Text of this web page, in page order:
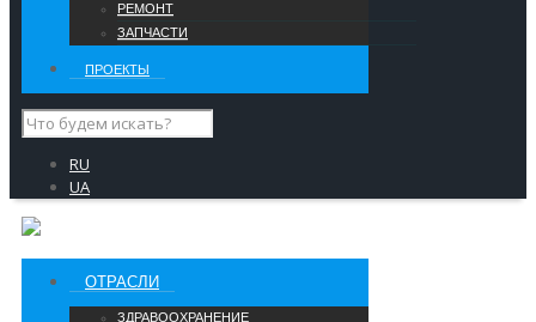
РЕМОНТ
ЗАПЧАСТИ
ПРОЕКТЫ
RU
UA
ОТРАСЛИ
ЗДРАВООХРАНЕНИЕ